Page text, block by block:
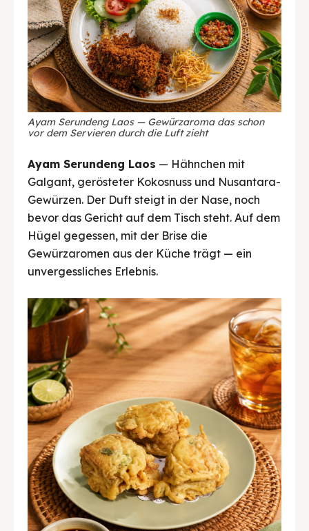
Ayam Serundeng Laos — Gewürzaroma das schon
vor dem Servieren durch die Luft zieht
Ayam Serundeng Laos — Hähnchen mit
Galgant, gerösteter Kokosnuss und Nusantara-
Gewürzen. Der Duft steigt in der Nase, noch
bevor das Gericht auf dem Tisch steht. Auf dem
Hügel gegessen, mit der Brise die
Gewürzaromen aus der Küche trägt — ein
unvergessliches Erlebnis.